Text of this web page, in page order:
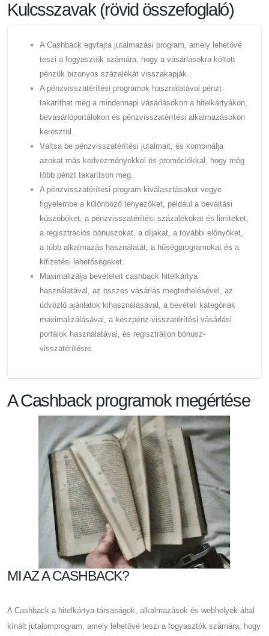
Kulcsszavak (rövid összefoglaló)
A Cashback egyfajta jutalmazási program, amely lehetővé
teszi a fogyasztók számára, hogy a vásárlásokra költött
pénzük bizonyos százalékát visszakapják.
A pénzvisszatérítési programok használatával pénzt
takaríthat meg a mindennapi vásárlásokon a hitelkártyákon,
bevásárlóportálokon és pénzvisszatérítési alkalmazásokon
keresztül.
Váltsa be pénzvisszatérítési jutalmait, és kombinálja
azokat más kedvezményekkel és promóciókkal, hogy még
több pénzt takarítson meg.
A pénzvisszatérítési program kiválasztásakor vegye
figyelembe a különböző tényezőket, például a beváltási
küszöböket, a pénzvisszatérítési százalékokat és limiteket,
a regisztrációs bónuszokat, a díjakat, a további előnyöket,
a több alkalmazás használatát, a hűségprogramokat és a
kifizetési lehetőségeket.
Maximalizálja bevételeit cashback hitelkártya
használatával, az összes vásárlás megterhelésével, az
üdvözlő ajánlatok kihasználásával, a bevételi kategóriák
maximalizálásával, a készpénz-visszatérítési vásárlási
portálok használatával, és regisztráljon bónusz-
visszatérítésre.
A Cashback programok megértése
MI AZ A CASHBACK?
A Cashback a hitelkártya-társaságok, alkalmazások és webhelyek által
kínált jutalomprogram, amely lehetővé teszi a fogyasztók számára, hogy